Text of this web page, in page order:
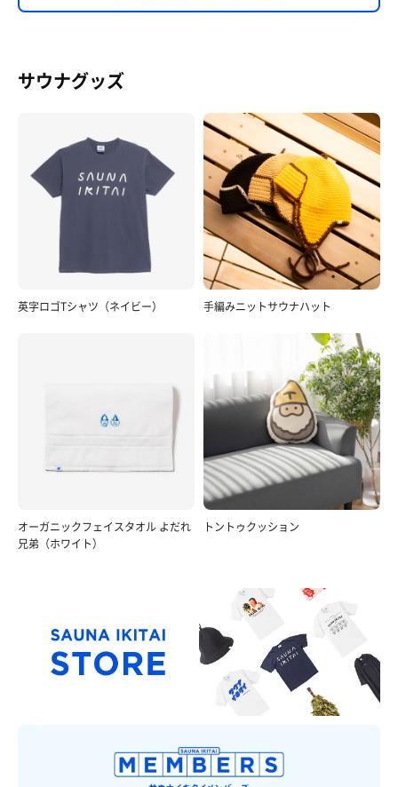
サウナグッズ
英字ロゴTシャツ（ネイビー） 手編みニットサウナハット
オーガニックフェイスタオル よだれ
兄弟（ホワイト）
トントゥクッション